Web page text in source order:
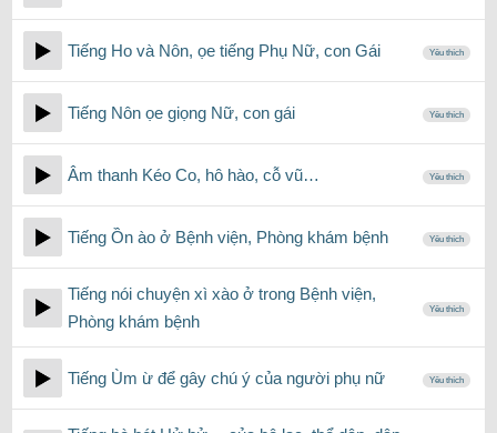
Tiếng Ho và Nôn, ọe tiếng Phụ Nữ, con Gái Yêu thích
Tiếng Nôn ọe giọng Nữ, con gái Yêu thích
Âm thanh Kéo Co, hô hào, cỗ vũ… Yêu thích
Tiếng Ồn ào ở Bệnh viện, Phòng khám bệnh Yêu thích
Tiếng nói chuyện xì xào ở trong Bệnh viện,
Phòng khám bệnh
Yêu thích
Tiếng Ùm ừ để gây chú ý của người phụ nữ Yêu thích